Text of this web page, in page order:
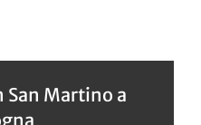
San Martino a